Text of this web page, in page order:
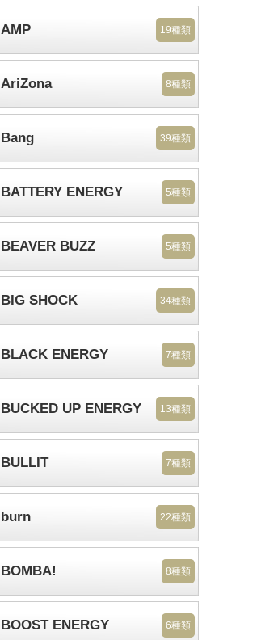
AMP 19種類
AriZona 8種類
Bang 39種類
BATTERY ENERGY 5種類
BEAVER BUZZ 5種類
BIG SHOCK 34種類
BLACK ENERGY 7種類
BUCKED UP ENERGY 13種類
BULLIT 7種類
burn 22種類
BOMBA! 8種類
BOOST ENERGY 6種類